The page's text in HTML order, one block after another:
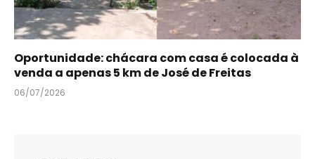
Oportunidade: chácara com casa é colocada à
venda a apenas 5 km de José de Freitas
06/07/2026